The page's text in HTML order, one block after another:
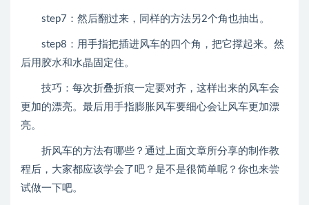
step7：然后翻过来，同样的方法另2个角也抽出。
step8：用手指把插进风车的四个角，把它撑起来。然
后用胶水和水晶固定住。
技巧：每次折叠折痕一定要对齐，这样出来的风车会
更加的漂亮。最后用手指膨胀风车要细心会让风车更加漂
亮。
折风车的方法有哪些？通过上面文章所分享的制作教
程后，大家都应该学会了吧？是不是很简单呢？你也来尝
试做一下吧。